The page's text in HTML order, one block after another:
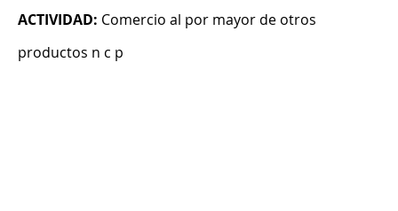
ACTIVIDAD: Comercio al por mayor de otros
productos n c p